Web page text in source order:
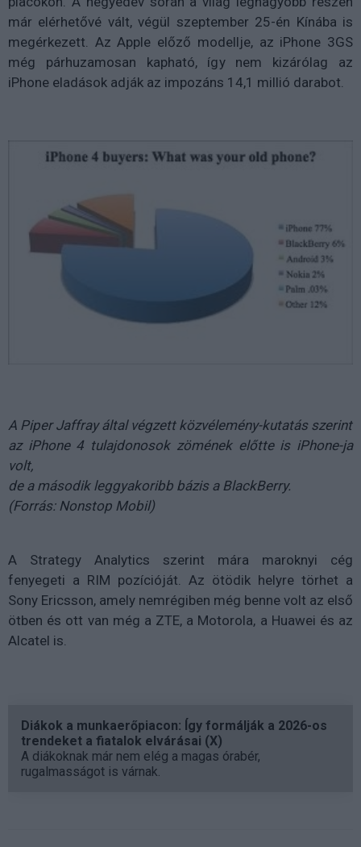
már elérhetővé vált, végül szeptember 25-én Kínába is
megérkezett. Az Apple előző modellje, az iPhone 3GS
még párhuzamosan kapható, így nem kizárólag az
iPhone eladások adják az impozáns 14,1 millió darabot.
A Piper Jaffray által végzett közvélemény-kutatás szerint
az iPhone 4 tulajdonosok zömének előtte is iPhone-ja
volt,
de a második leggyakoribb bázis a BlackBerry.
(Forrás: Nonstop Mobil)
A Strategy Analytics szerint mára maroknyi cég
fenyegeti a RIM pozícióját. Az ötödik helyre törhet a
Sony Ericsson, amely nemrégiben még benne volt az első
ötben és ott van még a ZTE, a Motorola, a Huawei és az
Alcatel is.
Diákok a munkaerőpiacon: Így formálják a 2026-os
trendeket a fiatalok elvárásai (X)
A diákoknak már nem elég a magas órabér,
rugalmasságot is várnak.